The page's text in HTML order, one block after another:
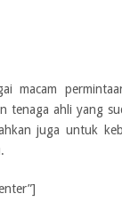
macam
tenaga ahli yang
juga untuk